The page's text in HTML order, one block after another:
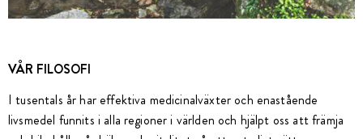
VÅR FILOSOFI
I tusentals år har effektiva medicinalväxter och enastående
livsmedel funnits i alla regioner i världen och hjälpt oss att främja